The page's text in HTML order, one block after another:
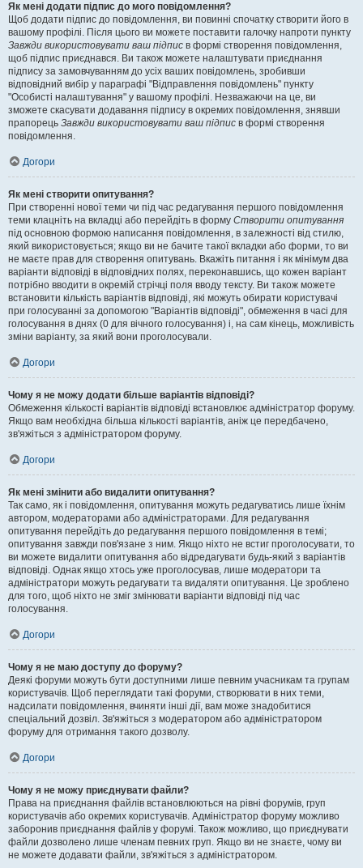
Як мені додати підпис до мого повідомлення?
Щоб додати підпис до повідомлення, ви повинні спочатку створити його в
вашому профілі. Після цього ви можете поставити галочку напроти пункту
Завжди використовувати ваш підпис в формі створення повідомлення,
щоб підпис приєднався. Ви також можете налаштувати приєднання
підпису за замовчуванням до усіх ваших повідомлень, зробивши
відповідний вибір у параграфі "Відправлення повідомлень" пункту
"Особисті налаштування" у вашому профілі. Незважаючи на це, ви
зможете скасувати додавання підпису в окремих повідомлення, знявши
прапорець Завжди використовувати ваш підпис в формі створення
повідомлення.
Догори
Як мені створити опитування?
При створенні нової теми чи під час редагування першого повідомлення
теми клацніть на вкладці або перейдіть в форму Створити опитування
під основною формою написання повідомлення, в залежності від стилю,
який використовується; якщо ви не бачите такої вкладки або форми, то ви
не маєте прав для створення опитувань. Вкажіть питання і як мінімум два
варіанти відповіді в відповідних полях, переконавшись, що кожен варіант
потрібно вводити в окремій стрічці поля вводу тексту. Ви також можете
встановити кількість варіантів відповіді, які можуть обирати користувачі
при голосуванні за допомогою "Варіантів відповіді", обмеження в часі для
голосування в днях (0 для вічного голосування) і, на сам кінець, можливість
зміни варіанту, за який вони проголосували.
Догори
Чому я не можу додати більше варіантів відповіді?
Обмеження кількості варіантів відповіді встановлює адміністратор форуму.
Якщо вам необхідна більша кількості варіантів, аніж це передбачено,
зв'яжіться з адміністратором форуму.
Догори
Як мені змінити або видалити опитування?
Так само, як і повідомлення, опитування можуть редагуватись лише їхнім
автором, модераторами або адміністраторами. Для редагування
опитування перейдіть до редагування першого повідомлення в темі;
опитування завжди пов'язане з ним. Якщо ніхто не встиг проголосувати, то
ви можете видалити опитування або відредагувати будь-який з варіантів
відповіді. Однак якщо хтось уже проголосував, лише модератори та
адміністратори можуть редагувати та видаляти опитування. Це зроблено
для того, щоб ніхто не зміг змінювати варіанти відповіді під час
голосування.
Догори
Чому я не маю доступу до форуму?
Деякі форуми можуть бути доступними лише певним учасникам та групам
користувачів. Щоб переглядати такі форуми, створювати в них теми,
надсилати повідомлення, вчиняти інші дії, вам може знадобитися
спеціальний дозвіл. Зв'яжіться з модератором або адміністратором
форуму для отримання такого дозволу.
Догори
Чому я не можу приєднувати файли?
Права на приєднання файлів встановлюються на рівні форумів, груп
користувачів або окремих користувачів. Адміністратор форуму можливо
заборонив приєднання файлів у форумі. Також можливо, що приєднувати
файли дозволено лише членам певних груп. Якщо ви не знаєте, чому ви
не можете додавати файли, зв'яжіться з адміністратором.